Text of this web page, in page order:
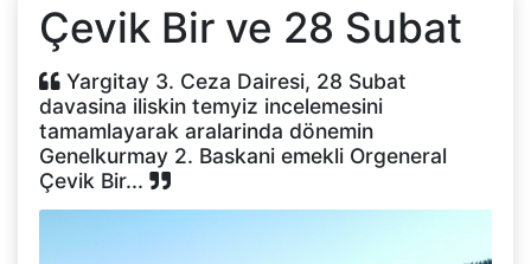
Çevik Bir ve 28 Subat
Yargitay 3. Ceza Dairesi, 28 Subat
davasina iliskin temyiz incelemesini
tamamlayarak aralarinda dönemin
Genelkurmay 2. Baskani emekli Orgeneral
Çevik Bir...